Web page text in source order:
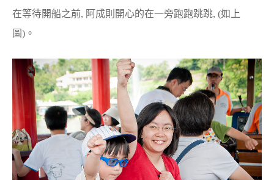
在等待開船之前, 阿成則開心的在一旁跑跑跳跳, (如上
圖)。